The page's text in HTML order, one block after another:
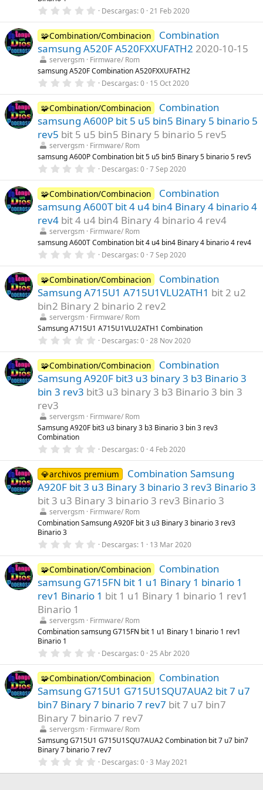
s0
0
0
e
s
t
r
e
l
a
(
s
)
Descargas 0 21 Feb 2020
🧩Combination/Combinacion
Combination
samsung A520F A520FXXUFATH2 2020-10-15
servergsm Firmware/ Rom
samsung A520F Combination A520FXXUFATH2
0
0
0
e
s
r
e
l
a
(
s
)
Descargas 0 15 Oct 2020
🧩Combination/Combinacion
Combination
samsung A600P bit 5 u5 bin5 Binary 5 binario 5
rev5 bit 5 u5 bin5 Binary 5 binario 5 rev5
servergsm Firmware/ Rom
samsung A600P Combination bit 5 u5 bin5 Binary 5 binario 5 rev5
0
0
0
e
s
r
e
l
a
(
s
)
Descargas 0 7 Sep 2020
🧩Combination/Combinacion
Combination
samsung A600T bit 4 u4 bin4 Binary 4 binario 4
rev4 bit 4 u4 bin4 Binary 4 binario 4 rev4
servergsm Firmware/ Rom
samsung A600T Combination bit 4 u4 bin4 Binary 4 binario 4 rev4
0
0
0
e
s
t
r
e
a
(
s
)
Descargas 0 7 Sep 2020
🧩Combination/Combinacion
Combination
Samsung A715U1 A715U1VLU2ATH1 bit 2 u2
bin2 Binary 2 binario 2 rev2
servergsm Firmware/ Rom
Samsung A715U1 A715U1VLU2ATH1 Combination
0
0
0
e
s
t
r
l
l
a
s
Descargas 0 28 Nov 2020
🧩Combination/Combinacion
Combination
Samsung A920F bit3 u3 binary 3 b3 Binario 3
bin 3 rev3 bit3 u3 binary 3 b3 Binario 3 bin 3
rev3
servergsm Firmware/ Rom
Samsung A920F bit3 u3 binary 3 b3 Binario 3 bin 3 rev3
Combination
0
0
0
e
s
t
r
e
l
s
)
Descargas 0 4 Feb 2020
💎archivos premium
Combination Samsung
A920F bit 3 u3 Binary 3 binario 3 rev3 Binario 3
bit 3 u3 Binary 3 binario 3 rev3 Binario 3
servergsm Firmware/ Rom
Combination Samsung A920F bit 3 u3 Binary 3 binario 3 rev3
Binario 3
0
0
0
e
s
t
l
l
a
s
Descargas 1 13 Mar 2020
🧩Combination/Combinacion
Combination
samsung G715FN bit 1 u1 Binary 1 binario 1
rev1 Binario 1 bit 1 u1 Binary 1 binario 1 rev1
Binario 1
servergsm Firmware/ Rom
Combination samsung G715FN bit 1 u1 Binary 1 binario 1 rev1
Binario 1
0
0
0
e
s
t
r
e
l
l
a
(
s
Descargas 0 25 Abr 2020
🧩Combination/Combinacion
Combination
Samsung G715U1 G715U1SQU7AUA2 bit 7 u7
bin7 Binary 7 binario 7 rev7 bit 7 u7 bin7
Binary 7 binario 7 rev7
servergsm Firmware/ Rom
Samsung G715U1 G715U1SQU7AUA2 Combination bit 7 u7 bin7
Binary 7 binario 7 rev7
0
0
Descargas 0 3 May 2021